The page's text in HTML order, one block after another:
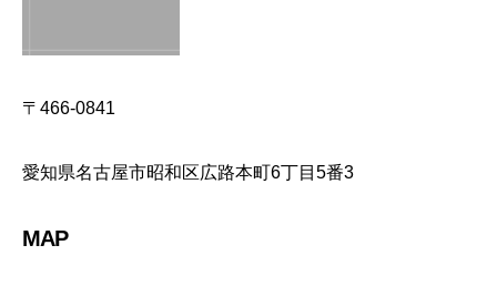
〒466-0841
愛知県名古屋市昭和区広路本町6丁目5番3
MAP